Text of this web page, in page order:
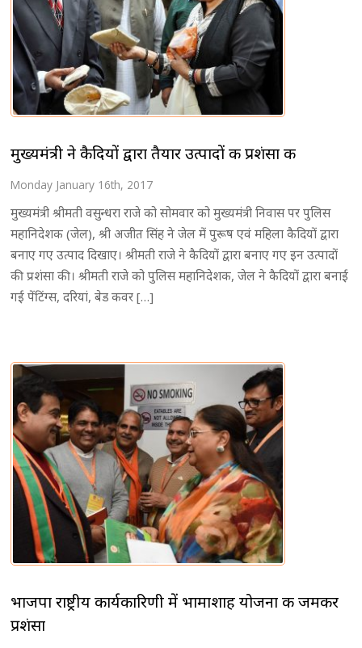
मुख्यमंत्री ने कैदियों द्वारा तैयार उत्पादों की प्रशंसा की
Monday January 16th, 2017
मुख्यमंत्री श्रीमती वसुन्धरा राजे को सोमवार को मुख्यमंत्री निवास पर पुलिस
महानिदेशक (जेल), श्री अजीत सिंह ने जेल में पुरूष एवं महिला कैदियों द्वारा
बनाए गए उत्पाद दिखाए। श्रीमती राजे ने कैदियों द्वारा बनाए गए इन उत्पादों
की प्रशंसा की। श्रीमती राजे को पुलिस महानिदेशक, जेल ने कैदियों द्वारा बनाई
गई पेंटिंग्स, दरियां, बेड कवर […]
भाजपा राष्ट्रीय कार्यकारिणी में भामाशाह योजना की जमकर
प्रशंसा